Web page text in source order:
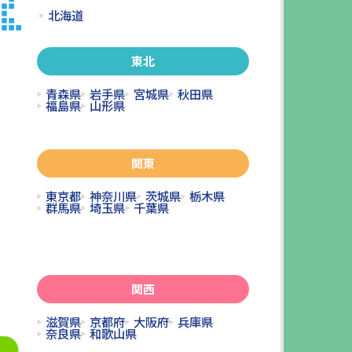
北海道
東北
青森県 岩手県 宮城県 秋田県
福島県 山形県
関東
東京都 神奈川県 茨城県 栃木県
群馬県 埼玉県 千葉県
関西
滋賀県 京都府 大阪府 兵庫県
奈良県 和歌山県